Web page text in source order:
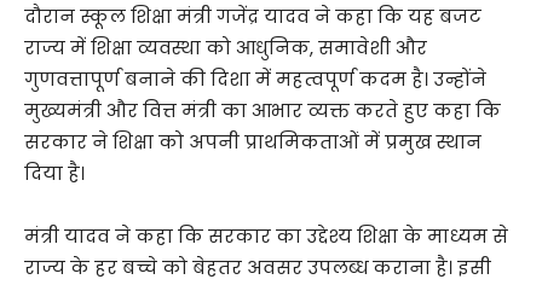
दौरान स्कूल शिक्षा मंत्री गजेंद्र यादव ने कहा कि यह बजट
राज्य में शिक्षा व्यवस्था को आधुनिक, समावेशी और
गुणवत्तापूर्ण बनाने की दिशा में महत्वपूर्ण कदम है। उन्होंने
मुख्यमंत्री और वित्त मंत्री का आभार व्यक्त करते हुए कहा कि
सरकार ने शिक्षा को अपनी प्राथमिकताओं में प्रमुख स्थान
दिया है।
मंत्री यादव ने कहा कि सरकार का उद्देश्य शिक्षा के माध्यम से
राज्य के हर बच्चे को बेहतर अवसर उपलब्ध कराना है। इसी